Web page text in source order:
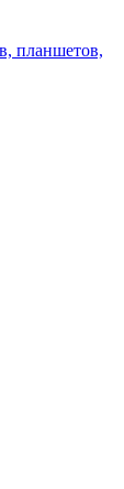
планшетов,